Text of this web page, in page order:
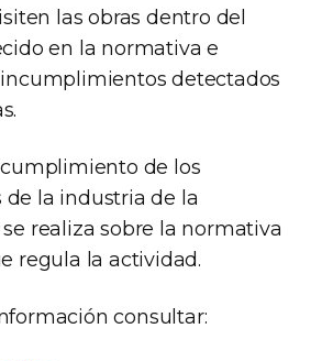
las obras dentro del
en la normativa e
detectados
de los
la industria de la
realiza sobre la normativa
regula la actividad.
consultar: